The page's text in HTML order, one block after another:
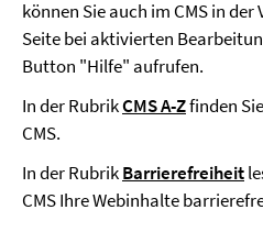
können Sie auch im CMS in
Seite bei aktivierten
Button "Hilfe" aufrufen.
In der RubrikCMS A-Zfinden
CMS.
In der RubrikBarrierefreiheit
CMS Ihre Webinhalte